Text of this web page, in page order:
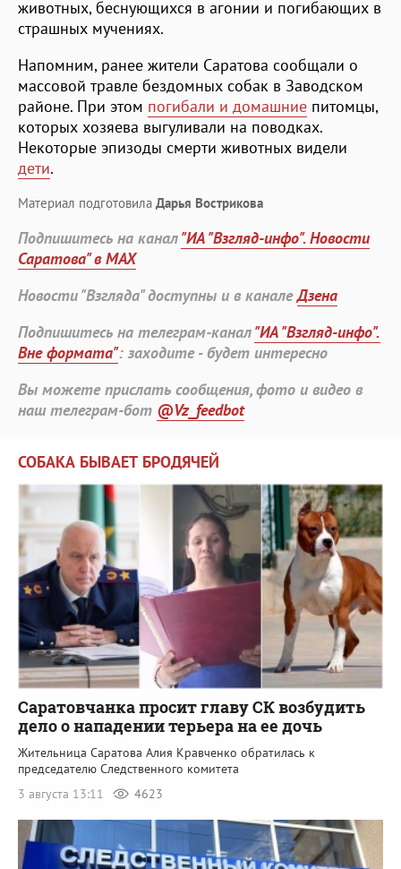
животных, беснующихся в агонии и погибающих в
страшных мучениях.
Напомним, ранее жители Саратова сообщали о
массовой травле бездомных собак в Заводском
районе. При этом погибали и домашние питомцы,
которых хозяева выгуливали на поводках.
Некоторые эпизоды смерти животных видели
дети.
Материал подготовила Дарья Вострикова
Подпишитесь на канал"ИА "Взгляд-инфо". Новости
Саратова" в MAX
Новости "Взгляда" доступны и в каналеДзена
Подпишитесь на телеграм-канал"ИА "Взгляд-инфо".
Вне формата": заходите - будет интересно
Вы можете прислать сообщения, фото и видео в
наш телеграм-бот @Vz_feedbot
СОБАКА БЫВАЕТ БРОДЯЧЕЙ
Саратовчанка просит главу СК возбудить
дело о нападении терьера на ее дочь
Жительница Саратова Алия Кравченко обратилась к
председателю Следственного комитета
3 августа 13:11
4623